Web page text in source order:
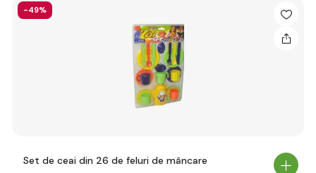
-49%
Set de ceai din 26 de feluri de mâncare